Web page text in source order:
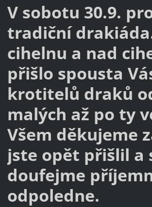
V sobotu 30.9.
tradiční
cihelnu a nad
přišlo spousta
krotitelů draků
malých až po ty
Všem děkujeme
jste opět přišlil a
doufejme
odpoledne.